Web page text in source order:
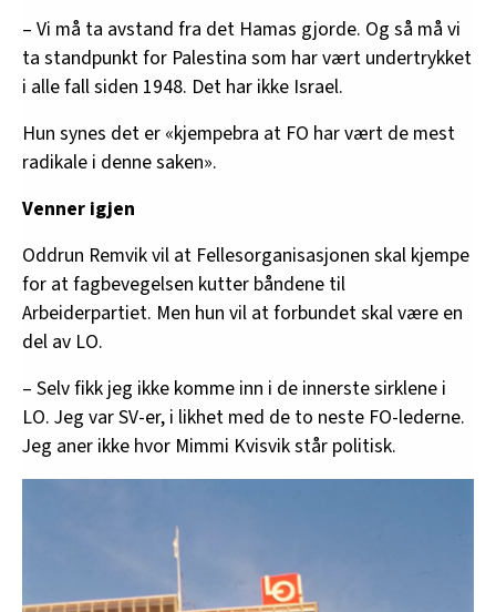
– Vi må ta avstand fra det Hamas gjorde. Og så må vi
ta standpunkt for Palestina som har vært undertrykket
i alle fall siden 1948. Det har ikke Israel.
Hun synes det er «kjempebra at FO har vært de mest
radikale i denne saken».
Venner igjen
Oddrun Remvik vil at Fellesorganisasjonen skal kjempe
for at fagbevegelsen kutter båndene til
Arbeiderpartiet. Men hun vil at forbundet skal være en
del av LO.
– Selv fikk jeg ikke komme inn i de innerste sirklene i
LO. Jeg var SV-er, i likhet med de to neste FO-lederne.
Jeg aner ikke hvor Mimmi Kvisvik står politisk.